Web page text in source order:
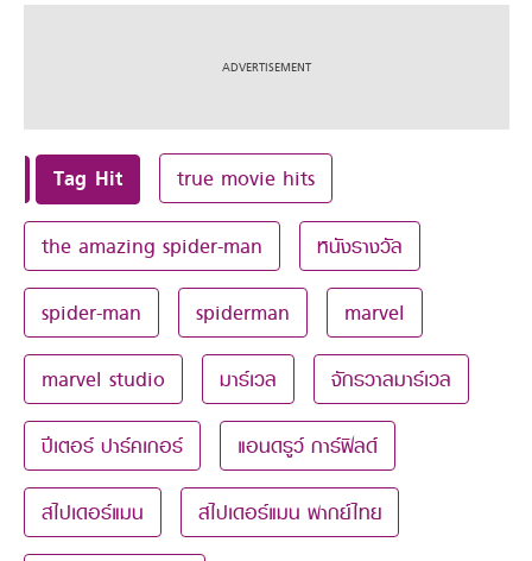
Tag Hit true movie hits
the amazing spider-man หนังรางวัล
spider-man spiderman marvel
marvel studio มาร์เวล จักรวาลมาร์เวล
ปีเตอร์ ปาร์คเกอร์ แอนดรูว์ การ์ฟิลด์
สไปเดอร์แมน สไปเดอร์แมน พากย์ไทย